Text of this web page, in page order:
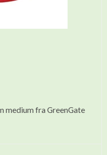
medium fra GreenGate